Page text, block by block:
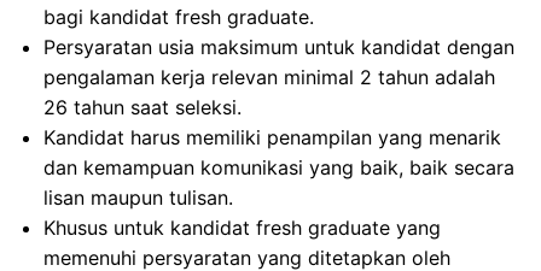
bagi kandidat fresh graduate.
Persyaratan usia maksimum untuk kandidat dengan
pengalaman kerja relevan minimal 2 tahun adalah
26 tahun saat seleksi.
Kandidat harus memiliki penampilan yang menarik
dan kemampuan komunikasi yang baik, baik secara
lisan maupun tulisan.
Khusus untuk kandidat fresh graduate yang
memenuhi persyaratan yang ditetapkan oleh